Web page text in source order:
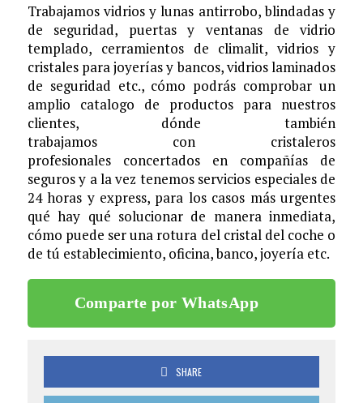
Trabajamos vidrios y lunas antirrobo, blindadas y
de seguridad, puertas y ventanas de vidrio
templado, cerramientos de climalit, vidrios y
cristales para joyerías y bancos, vidrios laminados
de seguridad etc., cómo podrás comprobar un
amplio catalogo de productos para nuestros
clientes, dónde también
trabajamos con cristaleros
profesionales concertados en compañías de
seguros y a la vez tenemos servicios especiales de
24 horas y express, para los casos más urgentes
qué hay qué solucionar de manera inmediata,
cómo puede ser una rotura del cristal del coche o
de tú establecimiento, oficina, banco, joyería etc.
Comparte por WhatsApp
SHARE